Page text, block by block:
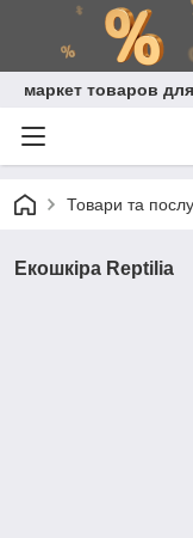
маркет товаров
Товари та
Екошкіра Reptilia